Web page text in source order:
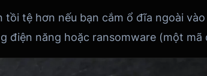
tồi tệ hơn nếu bạn cắm ổ đĩa ngoài vào
điện năng hoặc ransomware (một mã